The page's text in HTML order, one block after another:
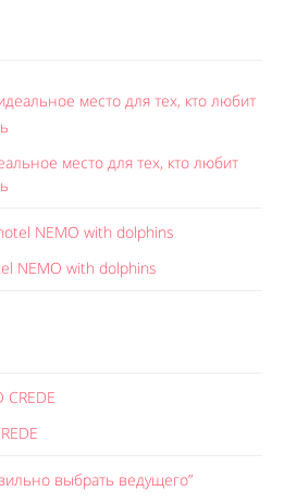
место для тех, кто любит
NEMO with dolphins